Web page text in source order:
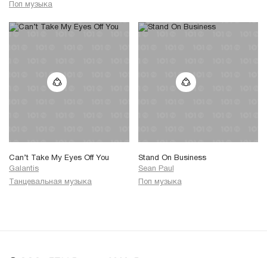
Поп музыка
Can’t Take My Eyes Off You
Galantis
Танцевальная музыка
Stand On Business
Sean Paul
Поп музыка